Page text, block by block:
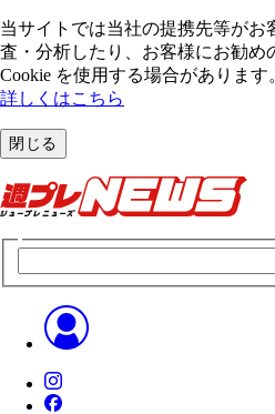
当サイトでは当社の提携先等がお
査・分析したり、お客様にお勧め
Cookie を使⽤する場合があります
詳しくはこちら
閉じる